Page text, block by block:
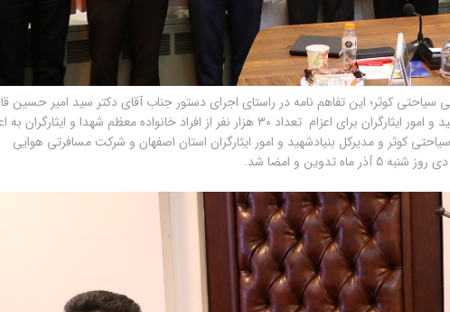
کوثر؛ این تفاهم‌ نامه در راستای اجرای دستور جناب آقای دکتر سید امیر حسین
زاده هاشمی، معاون رئیس جمهور و رئیس بنیاد شهید و امور ایثارگران برای اعزام تعداد 30 هزار نفر از افراد خانواده معظم شهدا و
کوثر و مدیرکل بنیادشهید و امور ایثارگران استان اصفهان و شرکت مسافرتی هوایی
و امضا شد.